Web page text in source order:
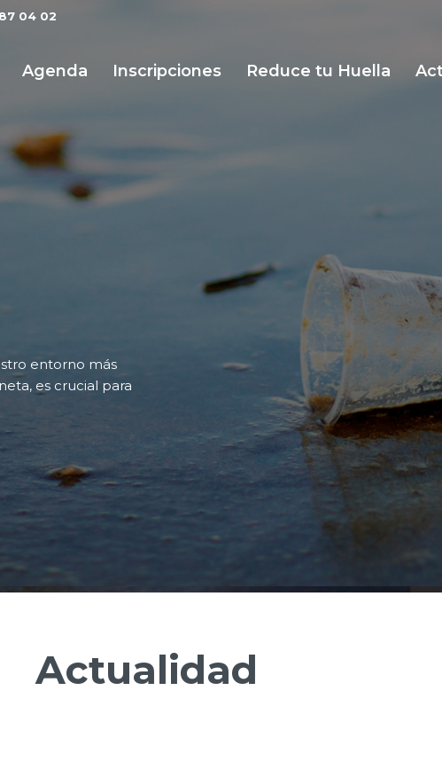
04 02
Agenda Inscripciones Reduce tu Huella
entorno más
es crucial para
Actualidad